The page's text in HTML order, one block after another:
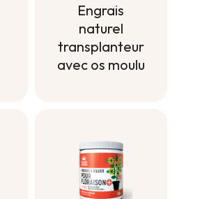
Engrais
naturel
transplanteur
avec os moulu
avec os moulu